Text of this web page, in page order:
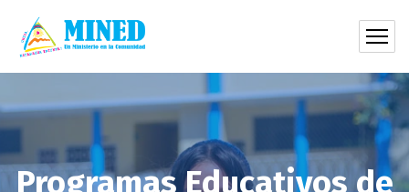
Programas Educativos de